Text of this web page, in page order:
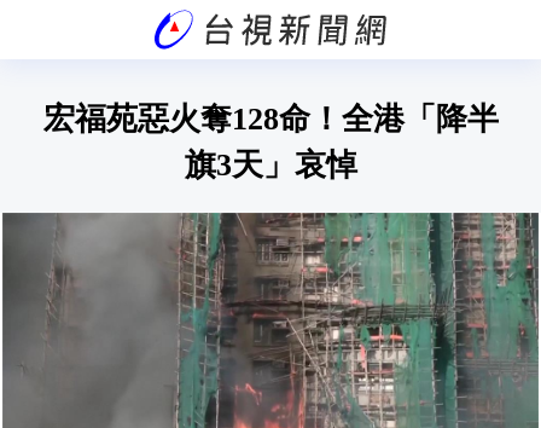
宏福苑惡火奪128命！全港「降半
旗3天」哀悼